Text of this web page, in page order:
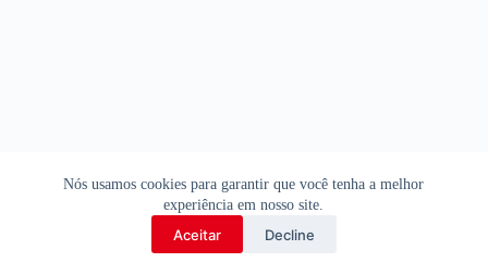
Nós usamos cookies para garantir que você tenha a melhor
experiência em nosso site.
Aceitar Decline
Copyright © 2026 Gugu Quilombola - Desenvolvido por
Portal Capoeira